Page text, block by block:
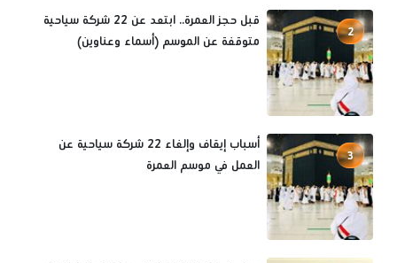
2
قبل حجز العمرة.. ابتعد عن 22 شركة سياحية
متوقفة عن الموسم (أسماء وعناوين)
3
أسباب إيقاف وإلغاء 22 شركة سياحية عن
العمل في موسم العمرة